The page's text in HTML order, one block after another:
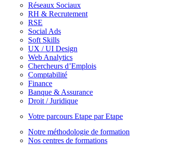
Réseaux Sociaux
RH & Recrutement
RSE
Social Ads
Soft Skills
UX / UI Design
Web Analytics
Chercheurs d’Emplois
Comptabilité
Finance
Banque & Assurance
Droit / Juridique
Votre parcours Etape par Etape
Notre méthodologie de formation
Nos centres de formations